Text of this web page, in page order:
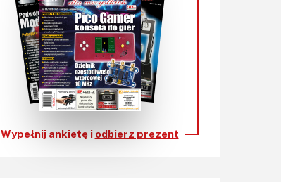
Dla Ciebie
KITy AVT
Kontakt
Wypełnij ankietę i odbierz prezent